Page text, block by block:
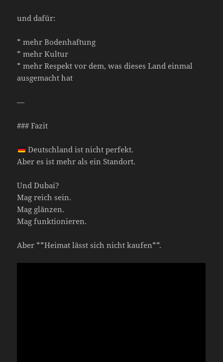
und dafür:
* mehr Bodenhaftung
* mehr Kultur
* mehr Respekt vor dem, was dieses Land einmal
ausgemacht hat
—
### Fazit
Deutschland ist nicht perfekt.
Aber es ist mehr als ein Standort.
Und Dubai?
Mag reich sein.
Mag glänzen.
Mag funktionieren.
Aber **Heimat lässt sich nicht kaufen**.